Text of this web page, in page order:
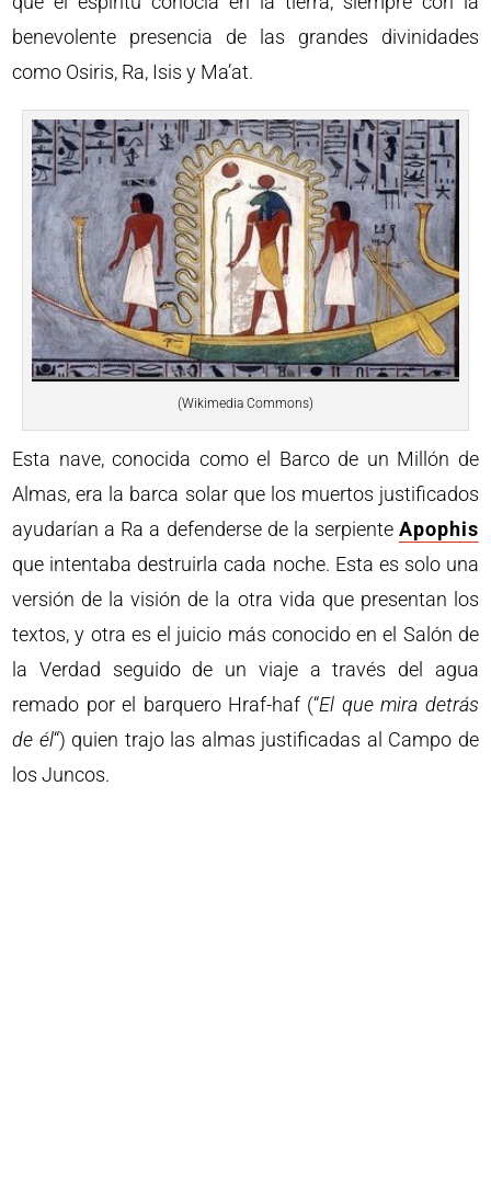
benevolente presencia de las grandes divinidades
como Osiris, Ra, Isis y Ma’at.
(Wikimedia Commons)
Esta nave, conocida como el Barco de un Millón de
Almas, era la barca solar que los muertos justificados
ayudarían a Ra a defenderse de la serpiente Apophis
que intentaba destruirla cada noche. Esta es solo una
versión de la visión de la otra vida que presentan los
textos, y otra es el juicio más conocido en el Salón de
la Verdad seguido de un viaje a través del agua
remado por el barquero Hraf-haf (“El que mira detrás
de él“) quien trajo las almas justificadas al Campo de
los Juncos.